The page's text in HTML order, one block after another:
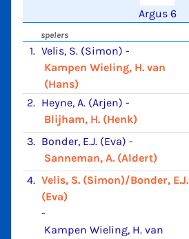
Argus 6
spelers
1. Velis, S. (Simon) -
Kampen Wieling, H. van
(Hans)
2. Heyne, A. (Arjen) -
Blijham, H. (Henk)
3. Bonder, E.J. (Eva) -
Sanneman, A. (Aldert)
4. Velis, S. (Simon)/Bonder, E.J.
(Eva)
-
Kampen Wieling, H. van